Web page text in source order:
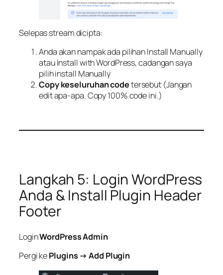
Selepas stream dicipta:
Anda akan nampak ada pilihan Install Manually
atau Install with WordPress, cadangan saya
pilih install Manually
Copy keseluruhan codetersebut (Jangan
edit apa-apa. Copy 100% code ini.)
Langkah 5: Login WordPress
Anda & Install Plugin Header
Footer
LoginWordPress Admin
Pergi kePlugins → Add Plugin